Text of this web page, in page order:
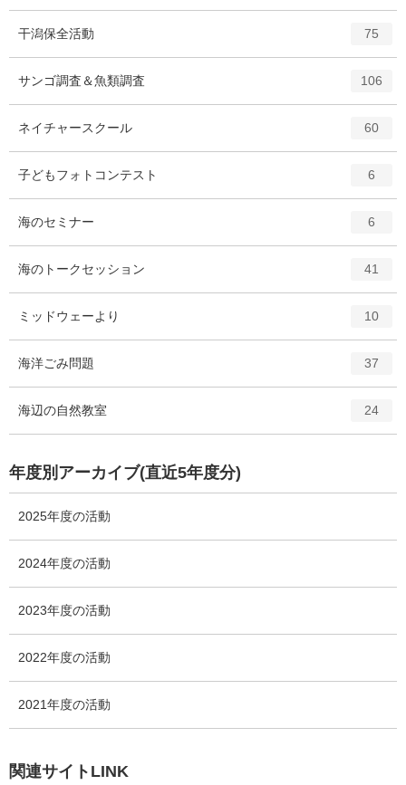
リ
ー
数
干潟保全活動
リ
ー
数
75
サンゴ調査＆魚類調査
ー
数
106
ネイチャースクールエ
リ
ー
60
件
子どもフォトコンテスト
ー
6
海のセミナー
リ
ー
数
6
海のトークセッション
ー
41
ミッドウェーより
ー
10
海洋ごみ問題
リ
ー
37
海辺の自然教室
リ
ー
24
年度別アーカイブ(直近5年度分)
2025年度の活動
2024年度の活動
2023年度の活動
2022年度の活動
2021年度の活動
関連サイトLINK